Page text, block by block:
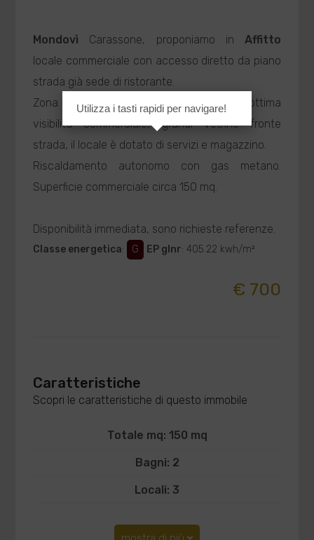
Mondovì Carassone, proponiamo in Affitto
locale commerciale con accesso diretto da piano
strada già sede di ristorante.
Zona centrale di facile accesso con ottima
visibilità commerciale, grandi vetrine fronte
strada, il locale è dotato di servizi e magazzino.
Riscaldamento autonomo con gas metano.
Superficie commerciale circa 150 mq.
Disponibilità immediata, sono richieste referenze.
Classe energetica: G EP glnr: 405.22 kwh/m²
€ 700
Caratteristiche
Scopri le caratteristiche di questo immobile
Totale mq: 150 mq
Bagni: 2
Locali: 3
Utilizza i tasti rapidi per navigare!